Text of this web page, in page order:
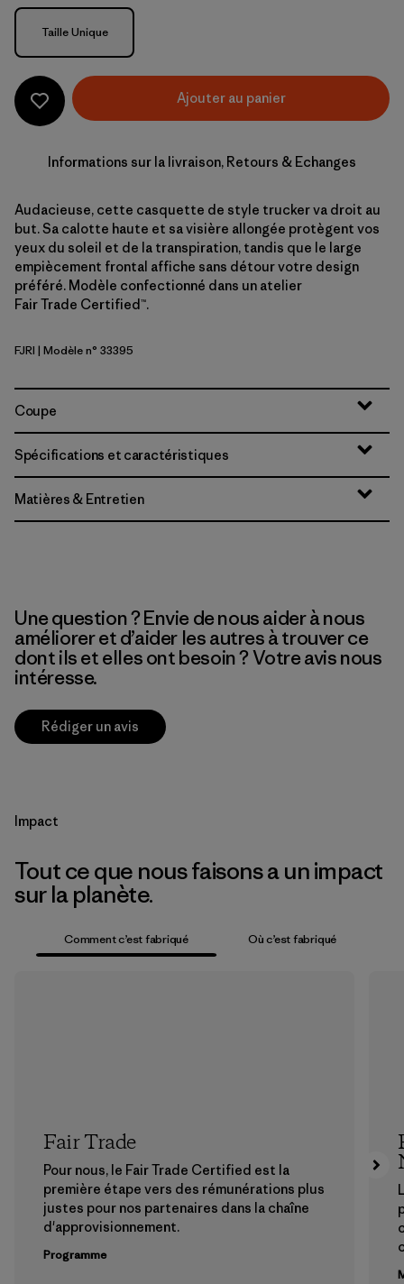
Taille
Taille Unique
Ajouter au panier
Informations sur la livraison, Retours & Echanges
Audacieuse, cette casquette de style trucker va droit au
but. Sa calotte haute et sa visière allongée protègent vos
yeux du soleil et de la transpiration, tandis que le large
empiècement frontal affiche sans détour votre design
préféré. Modèle confectionné dans un atelier
Fair Trade Certified™.
Fish Jump: River Rock Green
FJRI | Modèle n° 33395
Coupe
Spécifications et caractéristiques
Matières & Entretien
Une question ? Envie de nous aider à nous
améliorer et d’aider les autres à trouver ce
dont ils et elles ont besoin ? Votre avis nous
intéresse.
Rédiger un avis
Impact
Tout ce que nous faisons a un impact
sur la planète.
Comment c’est fabriqué Où c’est fabriqué
Fair Trade
Pour nous, le Fair Trade Certified est la
première étape vers des rémunérations plus
justes pour nos partenaires dans la chaîne
d'approvisionnement.
Programme